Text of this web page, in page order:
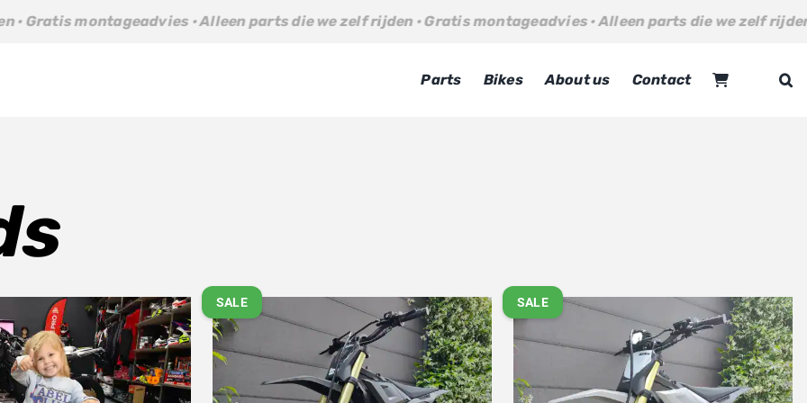
· Alleen parts die we zelf rijden · Gratis montageadvies · Alleen parts die we zelf rijden ·
Parts Bikes About us Contact
SALE SALE